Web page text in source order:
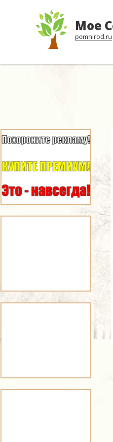
Мое
pomnirod.ru